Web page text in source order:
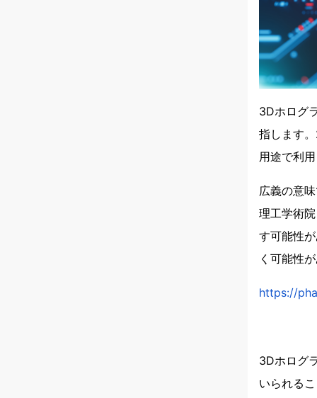
3Dホログ
指します
用途で利
広義の意
理工学術
す可能性
く可能性
https://
3Dホログ
いられる